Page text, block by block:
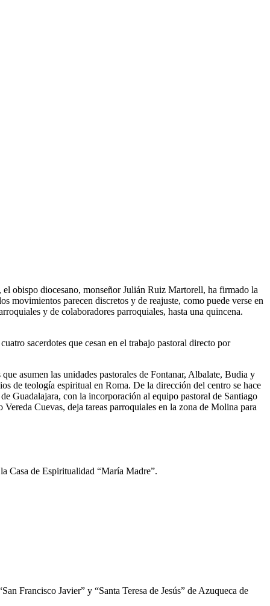
obispo diocesano, monseñor Julián Ruiz Martorell, ha firmado la
movimientos parecen discretos y de reajuste, como puede verse en
y de colaboradores parroquiales, hasta una quincena.
sacerdotes que cesan en el trabajo pastoral directo por
asumen las unidades pastorales de Fontanar, Albalate, Budia y
de teología espiritual en Roma. De la dirección del centro se hace
Guadalajara, con la incorporación al equipo pastoral de Santiago
Cuevas, deja tareas parroquiales en la zona de Molina para
Casa de Espiritualidad “María Madre”.
Francisco Javier” y “Santa Teresa de Jesús” de Azuqueca de